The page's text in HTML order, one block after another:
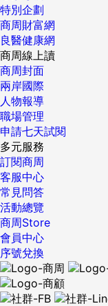
特別企劃
商周財富網
良醫健康網
商周線上讀
商周封面
兩岸國際
人物報導
職場管理
申請七天試閱
多元服務
訂閱商周
客服中心
常見問答
活動總覽
商周Store
會員中心
序號兌換